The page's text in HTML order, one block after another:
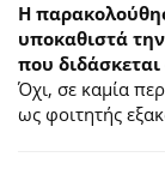
Η
υποκαθιστά
που
Όχι, σε καμία
ως φοιτητής